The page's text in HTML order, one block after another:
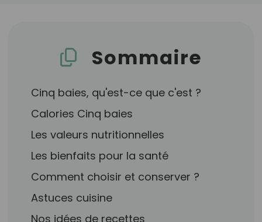
Sommaire
Cinq baies, qu'est-ce que c'est ?
Calories Cinq baies
Les valeurs nutritionnelles
Les bienfaits pour la santé
Comment choisir et conserver ?
Astuces cuisine
Nos idées de recettes